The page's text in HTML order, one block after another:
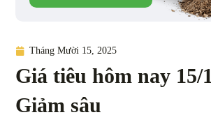
Tháng Mười 15, 2025
Giá tiêu hôm nay 15/
Giảm sâu